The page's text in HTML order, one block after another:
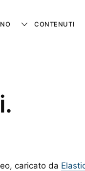
CONTENUTI
caricato da